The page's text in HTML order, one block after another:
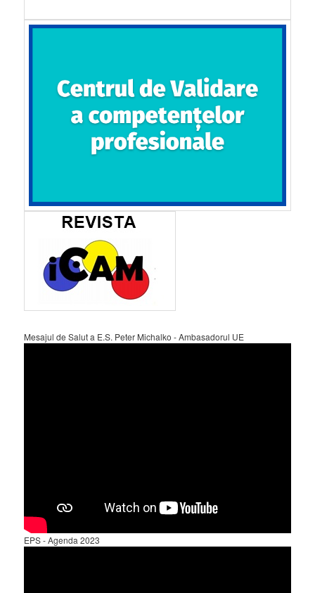
Mesajul de Salut a E.S. Peter Michalko - Ambasadorul UE
EPS - Agenda 2023